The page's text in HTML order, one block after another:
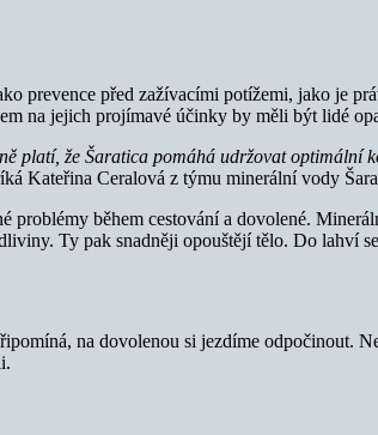
prevence před zažívacími potížemi, jako je
na jejich projímavé účinky by měli být lidé
platí, že Šaratica pomáhá udržovat optimální
Kateřina Ceralová z týmu minerální vody
během cestování a dovolené.
Ty pak snadněji opouštějí tělo. Do lahví
na dovolenou si jezdíme odpočinout.